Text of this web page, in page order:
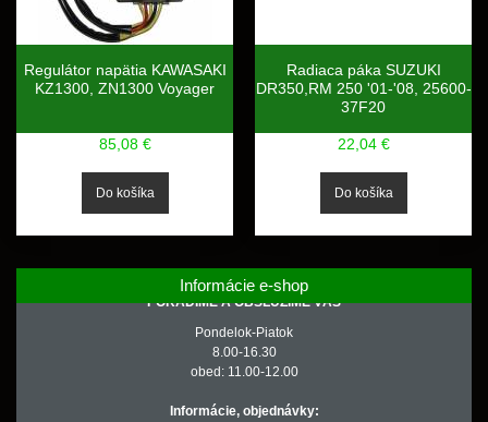
Regulátor napätia KAWASAKI
KZ1300, ZN1300 Voyager
85,08 €
Radiaca páka SUZUKI
DR350,RM 250 '01-'08, 25600-
37F20
22,04 €
Informácie e-shop
PORADÍME A OBSLÚŽIME VÁS
Pondelok-Piatok
8.00-16.30
obed: 11.00-12.00
Informácie, objednávky: